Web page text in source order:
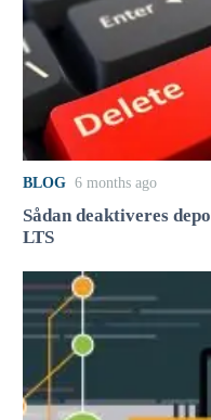
BLOG 6 months ago
Sådan deaktiveres
LTS